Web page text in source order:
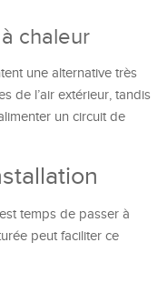
chaleur
une alternative très
de l’air extérieur, tandis
un circuit de
temps de passer à
peut faciliter ce